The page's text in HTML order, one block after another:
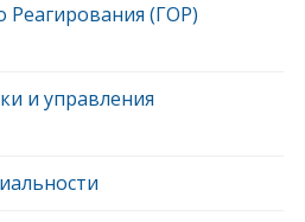
Реагирования (ГОР)
и управления